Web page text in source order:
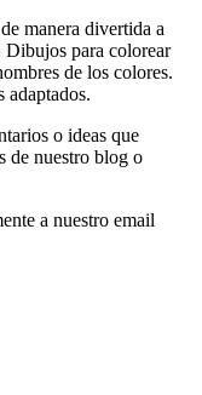
manera divertida a
Dibujos para colorear
de los colores.
adaptados.
o ideas que
de nuestro blog o
a nuestro email